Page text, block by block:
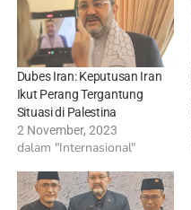
Dubes Iran: Keputusan Iran
Ikut Perang Tergantung
Situasi di Palestina
2 November, 2023
dalam "Internasional"